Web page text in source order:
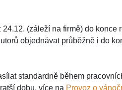
(záleží na firmě) do konce
objednávat průběžně i do
standardně během
dobu, více na Provoz o